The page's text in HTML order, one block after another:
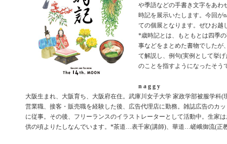
や季語などの手書き文字をあわ
時記を展示いたします。今回が
ての個展となります。ぜひお越
*歳時記とは、もともとは四季
事などをまとめた書物でしたが
て解説し、例句(実例として挙
のことを指すようになったそう
n a g g y
大阪生まれ、大阪育ち、大阪府在住。武庫川女子大学 家政学部被服学科(
営業職、接客・販売職を経験した後、広告代理店に勤務。雑誌広告のカ
に従事。その後、フリーランスのイラストレーターとして活動中。生家
供の頃よりたしなんでいます。*茶道…表千家(講師)、華道…嵯峨御流(正